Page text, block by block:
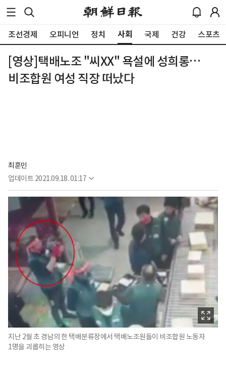
조선경제 오피니언 정치 사회 국제 건강 스포츠
[영상]택배노조 "씨XX" 욕설에 성희롱…
비조합원 여성 직장 떠났다
최훈민
업데이트 2021.09.18. 01:17
지난 2월 초 경남의 한 택배분류장에서 택배노조원들이 비조합원 노동자
1명을 괴롭히는 영상